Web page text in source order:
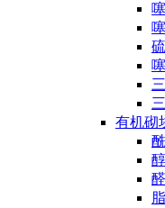
有机砌
醇
醛